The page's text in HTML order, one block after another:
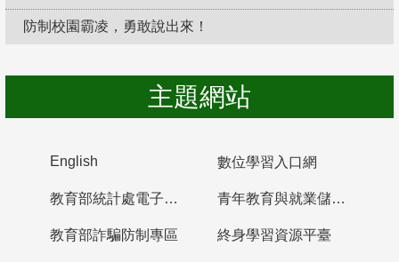
防制校園霸凌，勇敢說出來！
主題網站
English 數位學習入口網
教育部統計處電子書櫃 青年教育與就業儲蓄帳戶
教育部詐騙防制專區 終身學習資源平臺